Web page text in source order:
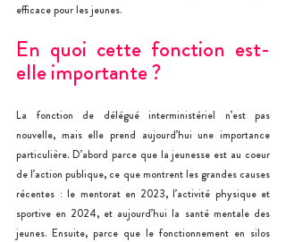
efficace pour les jeunes.
En quoi cette fonction est-
elle importante ?
La fonction de délégué interministériel n’est pas
nouvelle, mais elle prend aujourd’hui une importance
particulière. D’abord parce que la jeunesse est au coeur
de l’action publique, ce que montrent les grandes causes
récentes : le mentorat en 2023, l’activité physique et
sportive en 2024, et aujourd’hui la santé mentale des
jeunes. Ensuite, parce que le fonctionnement en silos